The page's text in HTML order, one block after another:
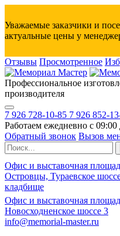
Уважаемые заказчики и
актуальные цены у
Отзывы Просмотренное
Профессиональное
производителя
7 926 728-10-85 7 926 852-
Работаем ежедневно с 09:00
Обратный звонок Вызов
Офис и выставочная
Островцы, Тураевское
кладбище
Офис и выставочная
Новосходненское шоссе 3
info@memorial-master.ru